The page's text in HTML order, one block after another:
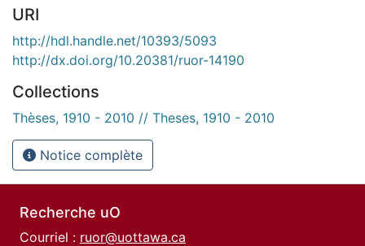
URI
http://hdl.handle.net/10393/5093
http://dx.doi.org/10.20381/ruor-14190
Collections
Thèses, 1910 - 2010 // Theses, 1910 - 2010
Notice complète
Recherche uO
Courriel : ruor@uottawa.ca